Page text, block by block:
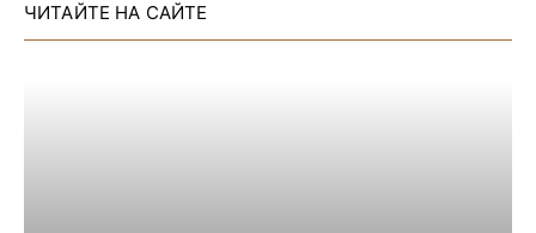
ЧИТАЙТЕ НА САЙТЕ